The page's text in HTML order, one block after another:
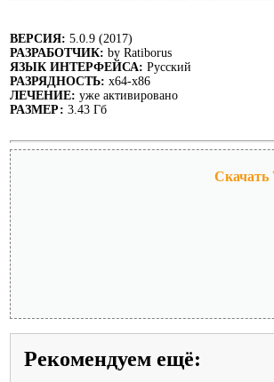
ВЕРСИЯ: 5.0.9 (2017)
РАЗРАБОТЧИК: by Ratiborus
ЯЗЫК ИНТЕРФЕЙСА: Русский
РАЗРЯДНОСТЬ: x64-x86
ЛЕЧЕНИЕ: уже активировано
РАЗМЕР: 3.43 Гб
Скачать
Рекомендуем ещё: